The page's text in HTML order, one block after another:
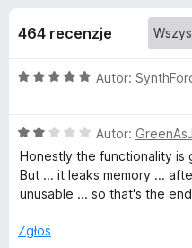
o
d
464 recenzje
O
n
a
:
5
5
Autor:
O
c
e
n
:
Autor:
Honestly the functionality is
But ... it leaks memory ...
unusable ... so that's the
Zgłoś